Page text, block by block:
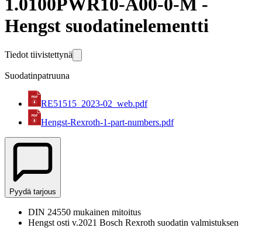
Hengst suodatinelementti
Tiedot tiivistettynä
Suodatinpatruuna
RE51515_2023-02_web.pdf
Hengst-Rexroth-1-part-numbers.pdf
Pyydä tarjous
DIN 24550 mukainen mitoitus
Hengst osti v.2021 Bosch Rexroth suodatin valmistuksen